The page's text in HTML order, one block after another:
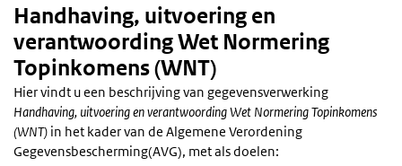
Handhaving, uitvoering en
verantwoording Wet Normering
Topinkomens (WNT)
Hier vindt u een beschrijving van gegevensverwerking
Handhaving, uitvoering en verantwoording Wet Normering Topinkomens
(WNT) in het kader van de Algemene Verordening
Gegevensbescherming(AVG), met als doelen: